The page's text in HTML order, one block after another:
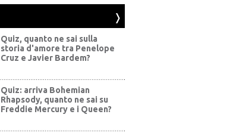
Quiz, quanto ne sai sulla
storia d'amore tra Penelope
Cruz e Javier Bardem?
Quiz: arriva Bohemian
Rhapsody, quanto ne sai su
Freddie Mercury e i Queen?